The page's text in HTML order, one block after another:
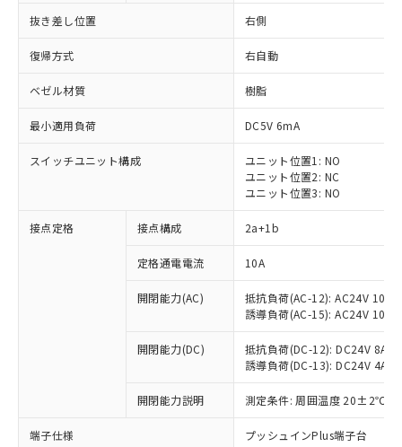
抜き差し位置 右側
復帰方式 右自動
ベゼル材質 樹脂
最小適用負荷 DC5V 6mA
スイッチユニット構成
ユニット位置1: NO
ユニット位置2: NC
ユニット位置3: NO
接点定格 接点構成 2a+1b
定格通電電流 10A
開閉能力(AC)
抵抗負荷(AC-12): AC24V 10A/
誘導負荷(AC-15): AC24V
開閉能力(DC)
抵抗負荷(DC-12): DC24V 8A/
誘導負荷(DC-13): DC24V 4A/
開閉能力説明 測定条件: 周囲温度 20±2℃、
端子仕様 プッシュインPlus端子台
ご利用条件
対応済み：EU RoHS指令（10物質）の
非含有に対応した製品が提供可能な商品で
対応予定：EU RoHS指令（10物質）の非含
有に対応した製品に切り替える予定のある
対応予定なし：EU RoHS指令（10物質）の